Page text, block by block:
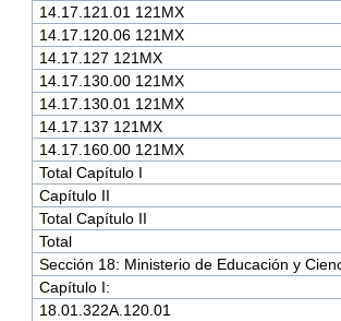
14.17.121.01 121MX
14.17.120.06 121MX
14.17.127 121MX
14.17.130.00 121MX
14.17.130.01 121MX
14.17.137 121MX
14.17.160.00 121MX
Total Capítulo I
Capítulo II
Total Capítulo II
Total
Sección 18: Ministerio de Educación y
Capítulo I:
18.01.322A.120.01